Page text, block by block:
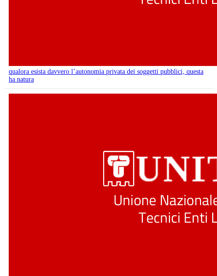
qualora esista davvero l’autonomia privata dei soggetti pubblici, questa
ha natura